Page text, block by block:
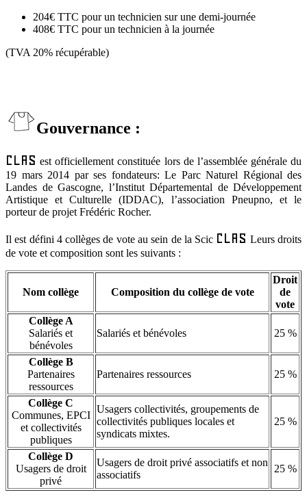
204€ TTC pour un technicien sur une demi-journée
408€ TTC pour un technicien à la journée
(TVA 20% récupérable)
Gouvernance :
CLAS est officiellement constituée lors de l’assemblée générale du
19 mars 2014 par ses fondateurs: Le Parc Naturel Régional des
Landes de Gascogne, l’Institut Départemental de Développement
Artistique et Culturelle (IDDAC), l’association Pneupno, et le
porteur de projet Frédéric Rocher.
Il est défini 4 collèges de vote au sein de la Scic CLAS Leurs droits
de vote et composition sont les suivants :
Nom collège Composition du collège de vote
Droit
de
vote
Collège A
Salariés et
bénévoles
Salariés et bénévoles 25 %
Collège B
Partenaires
ressources
Partenaires ressources 25 %
Collège C
Communes, EPCI
et collectivités
publiques
Usagers collectivités, groupements de
collectivités publiques locales et
syndicats mixtes.
25 %
Collège D
Usagers de droit
privé
Usagers de droit privé associatifs et non
associatifs
25 %